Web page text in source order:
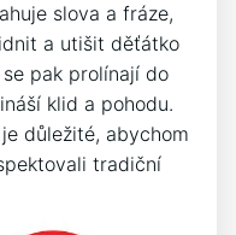
slova a ⁤fráze,⁤
a utišit‍ děťátko
pak ⁢prolínají do⁢
klid ⁢a pohodu.‍
důležité, abychom
tradiční